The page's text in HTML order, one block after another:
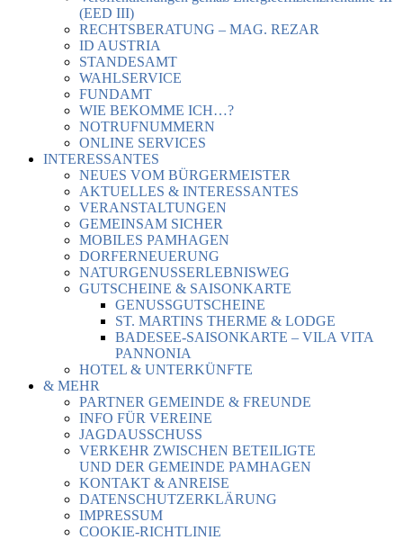
(EED III)
RECHTSBERATUNG – MAG. REZAR
ID AUSTRIA
STANDESAMT
WAHLSERVICE
FUNDAMT
WIE BEKOMME ICH…?
NOTRUFNUMMERN
ONLINE SERVICES
INTERESSANTES
NEUES VOM BÜRGERMEISTER
AKTUELLES & INTERESSANTES
VERANSTALTUNGEN
GEMEINSAM SICHER
MOBILES PAMHAGEN
DORFERNEUERUNG
NATURGENUSSERLEBNISWEG
GUTSCHEINE & SAISONKARTE
GENUSSGUTSCHEINE
ST. MARTINS THERME & LODGE
BADESEE-SAISONKARTE – VILA VITA
PANNONIA
HOTEL & UNTERKÜNFTE
& MEHR
PARTNER GEMEINDE & FREUNDE
INFO FÜR VEREINE
JAGDAUSSCHUSS
VERKEHR ZWISCHEN BETEILIGTE
UND DER GEMEINDE PAMHAGEN
KONTAKT & ANREISE
DATENSCHUTZERKLÄRUNG
IMPRESSUM
COOKIE-RICHTLINIE